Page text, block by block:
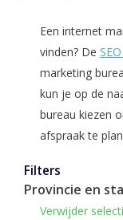
Een internet
vinden? De
marketing
kun je op de
bureau kiezen
afspraak te
Filters
Provincie en
Verwijder